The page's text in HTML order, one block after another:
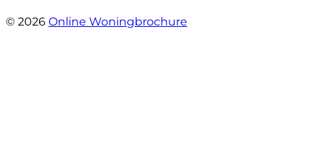
© 2026 Online Woningbrochure